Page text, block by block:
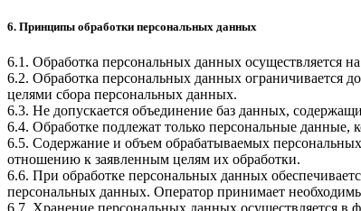
6. Принципы обработки персональных данных
6.1. Обработка персональных данных осуществляется
6.2. Обработка персональных данных ограничивается
целями сбора персональных данных.
6.3. Не допускается объединение баз данных,
6.4. Обработке подлежат только персональные данные,
6.5. Содержание и объем обрабатываемых
отношению к заявленным целям их обработки.
6.6. При обработке персональных данных
персональных данных. Оператор принимает